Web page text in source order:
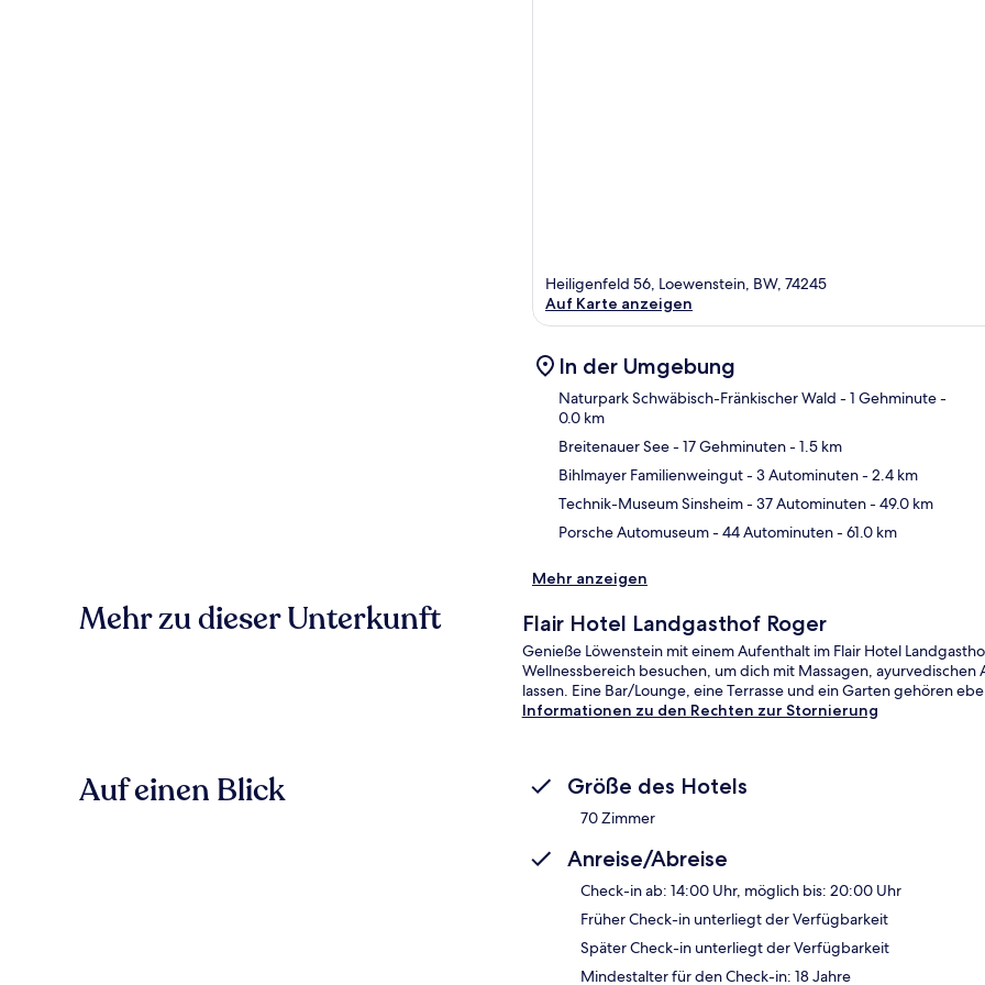
Heiligenfeld 56, Loewenstein, BW, 74245
Auf Karte anzeigen
In der Umgebung
Naturpark Schwäbisch-Fränkischer Wald - 1 Gehminute-
0.0 km
Breitenauer See- 17 Gehminuten- 1.5 km
Bihlmayer Familienweingut- 3 Autominuten- 2.4 km
Technik-Museum Sinsheim- 37 Autominuten- 49.0 km
Porsche Automuseum- 44 Autominuten- 61.0 km
Mehr anzeigen
Mehr zu dieser Unterkunft Flair Hotel Landgasthof Roger
Genieße Löwenstein mit einem Aufenthalt im Flair Hotel
Wellnessbereich besuchen, um dich mit Massagen,
lassen. Eine Bar/Lounge, eine Terrasse und ein Garten gehören
Informationen zu den Rechten zur Stornierung
Auf einen Blick Größe des Hotels
70 Zimmer
Anreise/Abreise
Check-in ab: 14:00 Uhr, möglich bis: 20:00 Uhr
Früher Check-in unterliegt der Verfügbarkeit
Später Check-in unterliegt der Verfügbarkeit
Mindestalter für den Check-in: 18 Jahre